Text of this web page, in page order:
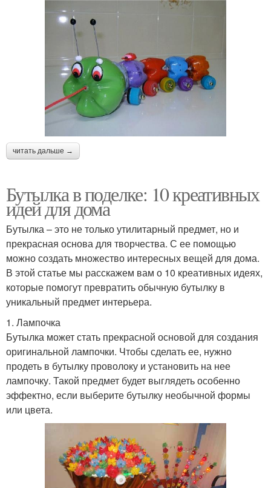
читать дальше →
Бутылка в поделке: 10 креативных
идей для дома
Бутылка – это не только утилитарный предмет, но и
прекрасная основа для творчества. С ее помощью
можно создать множество интересных вещей для дома.
В этой статье мы расскажем вам о 10 креативных идеях,
которые помогут превратить обычную бутылку в
уникальный предмет интерьера.
1. Лампочка
Бутылка может стать прекрасной основой для создания
оригинальной лампочки. Чтобы сделать ее, нужно
продеть в бутылку проволоку и установить на нее
лампочку. Такой предмет будет выглядеть особенно
эффектно, если выберите бутылку необычной формы
или цвета.